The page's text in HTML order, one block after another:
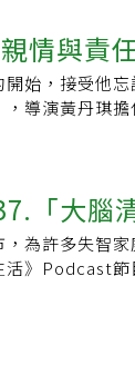
情與責
糟糕！
開始，接受他
導演黃丹琪
「大腦
家揭早
為許多失智
》Podcast